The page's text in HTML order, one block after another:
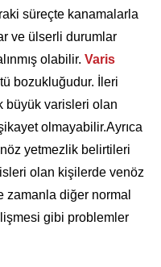
süreçte kanamalarla
ve ülserli durumlar
olabilir. Varis
bozukluğudur. İleri
büyük varisleri olan
olmayabilir.Ayrıca
yetmezlik belirtileri
olan kişilerde venöz
zamanla diğer normal
gibi problemler